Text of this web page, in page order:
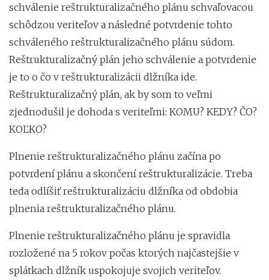
schválenie reštrukturalizačného plánu schvaľovacou
schôdzou veriteľov a následné potvrdenie tohto
schváleného reštrukturalizačného plánu súdom.
Reštrukturalizačný plán jeho schválenie a potvrdenie
je to o čo v reštrukturalizácii dlžníka ide.
Reštrukturalizačný plán, ak by som to veľmi
zjednodušil je dohoda s veriteľmi: KOMU? KEDY? ČO?
KOĽKO?
Plnenie reštrukturalizačného plánu začína po
potvrdení plánu a skončení reštrukturalizácie. Treba
teda odlíšiť reštrukturalizáciu dlžníka od obdobia
plnenia reštrukturalizačného plánu.
Plnenie reštrukturalizačného plánu je spravidla
rozložené na 5 rokov počas ktorých najčastejšie v
splátkach dlžník uspokojuje svojich veriteľov.